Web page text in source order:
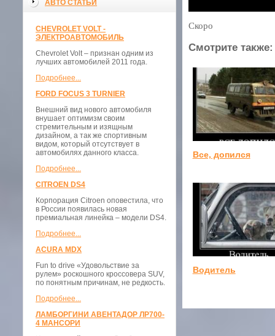
АВТО СТАТЬИ
CHEVROLET VOLT -
ЭЛЕКТРОАВТОМОБИЛЬ
Chevrolet Volt – признан одним из
лучших автомобилей 2011 года.
Подробнее...
FORD FOCUS 3 TURNIER
Внешний вид нового автомобиля
внушает оптимизм своим
стремительным и изящным
дизайном, а так же спортивным
видом, который отсутствует в
автомобилях данного класса.
Подробнее...
CITROEN DS4
Корпорация Citroen оповестила, что
в России появилась новая
премиальная линейка – модели DS4.
Подробнее...
ACURA MDX
Fun to drive «Удовольствие за
рулем» роскошного кроссовера SUV,
по понятным причинам, не редкость.
Подробнее...
ЛАМБОРГИНИ АВЕНТАДОР ЛР700-
4 МАНСОРИ
Скоро
Смотрите также:
Все, допился
Водитель